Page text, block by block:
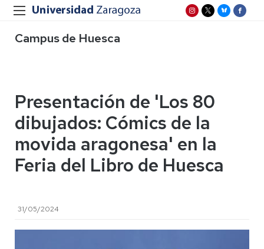
Campus de Huesca
Presentación de 'Los 80
dibujados: Cómics de la
movida aragonesa' en la
Feria del Libro de Huesca
31/05/2024